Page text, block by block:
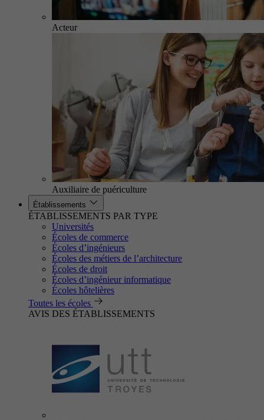
Acteur
Auxiliaire de puériculture
Établissements
ÉTABLISSEMENTS PAR TYPE
Universités
Écoles de commerce
Écoles d’ingénieurs
Écoles des métiers de l’architecture
Écoles de droit
Écoles d’ingénieur informatique
Écoles hôtelières
Toutes les écoles
AVIS DES ÉTABLISSEMENTS